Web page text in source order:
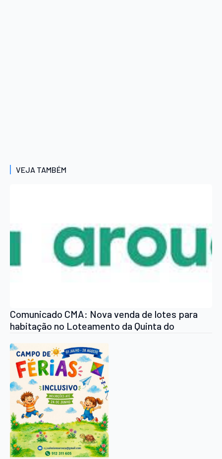
VEJA TAMBÉM
Comunicado CMA: Nova venda de lotes para
habitação no Loteamento da Quinta do
Burgo